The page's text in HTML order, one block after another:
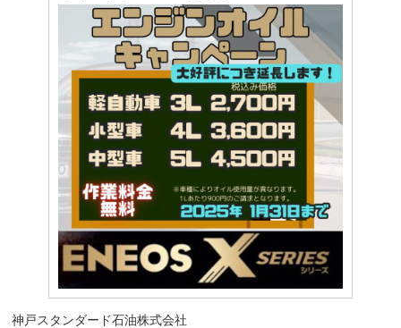
神戸スタンダード石油株式会社